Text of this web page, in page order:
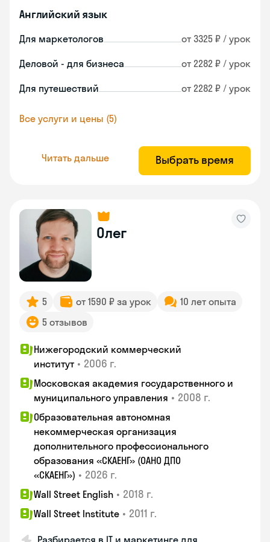
Английский язык
Для маркетологов от 3325 ₽ / урок
Деловой - для бизнеса от 2282 ₽ / урок
Для путешествий от 2282 ₽ / урок
Все услуги и цены (5)
Читать дальше Выбрать время
Олег
5 от 1590 ₽ за урок
10 лет опыта
5 отзывов
Нижегородский коммерческий
институт • 2006 г.
Московская академия государственного и
муниципального управления • 2008 г.
Образовательная автономная
некоммерческая организация
дополнительного профессионального
образования «СКАЕНГ» (ОАНО ДПО
«СКАЕНГ») • 2026 г.
Wall Street English • 2018 г.
Wall Street Institute • 2011 г.
Разбирается в IT и маркетинге для